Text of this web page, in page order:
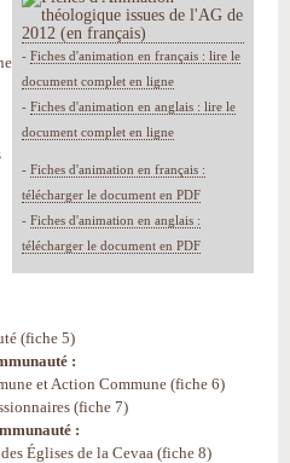
- Fiches d'animation en français : lire le
document complet en ligne
- Fiches d'animation en anglais : lire le
document complet en ligne
- Fiches d'animation en français :
télécharger le document en PDF
- Fiches d'animation en anglais :
télécharger le document en PDF
(fiche 5)
:
et Action Commune (fiche 6)
(fiche 7)
:
Églises de la Cevaa (fiche 8)